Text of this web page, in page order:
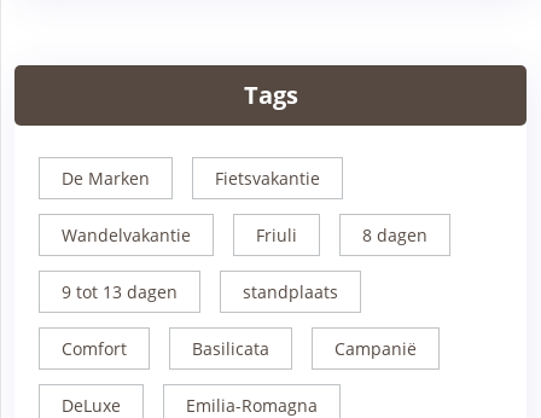
Tags
De Marken Fietsvakantie
Wandelvakantie Friuli 8 dagen
9 tot 13 dagen standplaats
Comfort Basilicata Campanië
DeLuxe Emilia-Romagna